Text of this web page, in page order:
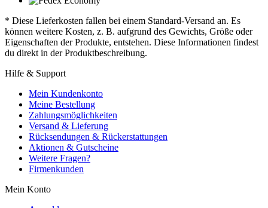
* Diese Lieferkosten fallen bei einem Standard-Versand an. Es
können weitere Kosten, z. B. aufgrund des Gewichts, Größe oder
Eigenschaften der Produkte, entstehen. Diese Informationen findest
du direkt in der Produktbeschreibung.
Hilfe & Support
Mein Kundenkonto
Meine Bestellung
Zahlungsmöglichkeiten
Versand & Lieferung
Rücksendungen & Rückerstattungen
Aktionen & Gutscheine
Weitere Fragen?
Firmenkunden
Mein Konto